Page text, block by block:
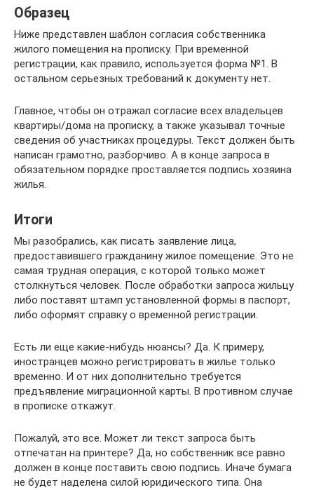
Образец
Ниже представлен шаблон согласия собственника
жилого помещения на прописку. При временной
регистрации, как правило, используется форма №1. В
остальном серьезных требований к документу нет.
Главное, чтобы он отражал согласие всех владельцев
квартиры/дома на прописку, а также указывал точные
сведения об участниках процедуры. Текст должен быть
написан грамотно, разборчиво. А в конце запроса в
обязательном порядке проставляется подпись хозяина
жилья.
Итоги
Мы разобрались, как писать заявление лица,
предоставившего гражданину жилое помещение. Это не
самая трудная операция, с которой только может
столкнуться человек. После обработки запроса жильцу
либо поставят штамп установленной формы в паспорт,
либо оформят справку о временной регистрации.
Есть ли еще какие-нибудь нюансы? Да. К примеру,
иностранцев можно регистрировать в жилье только
временно. И от них дополнительно требуется
предъявление миграционной карты. В противном случае
в прописке откажут.
Пожалуй, это все. Может ли текст запроса быть
отпечатан на принтере? Да, но собственник все равно
должен в конце поставить свою подпись. Иначе бумага
не будет наделена силой юридического типа. Она